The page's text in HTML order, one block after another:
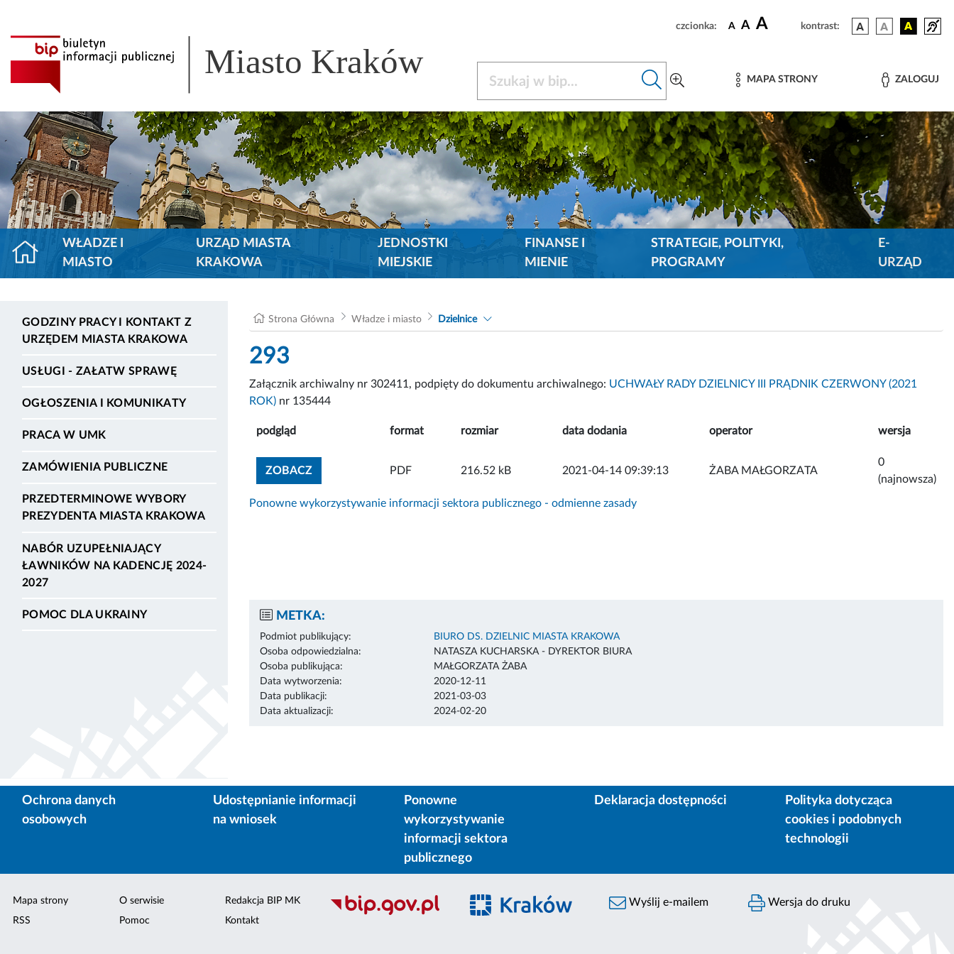
czcionka: A A A kontrast:
Miasto Kraków MAPA STRONY ZALOGUJ
WŁADZE I
MIASTO
URZĄD MIASTA
KRAKOWA
JEDNOSTKI
MIEJSKIE
FINANSE I
MIENIE
STRATEGIE, POLITYKI,
PROGRAMY
E-
URZĄD
GODZINY PRACY I KONTAKT Z
URZĘDEM MIASTA KRAKOWA
USŁUGI - ZAŁATW SPRAWĘ
OGŁOSZENIA I KOMUNIKATY
PRACA W UMK
ZAMÓWIENIA PUBLICZNE
PRZEDTERMINOWE WYBORY
PREZYDENTA MIASTA KRAKOWA
NABÓR UZUPEŁNIAJĄCY
ŁAWNIKÓW NA KADENCJĘ 2024-
2027
POMOC DLA UKRAINY
Strona Główna Władze i miasto Dzielnice
293
Załącznik archiwalny nr 302411, podpięty do dokumentu archiwalnego: UCHWAŁY RADY DZIELNICY III PRĄDNIK CZERWONY (2021
ROK) nr 135444
podgląd format rozmiar data dodania operator wersja
ZOBACZZOBACZ ZAŁĄCZNIK
PDF 216.52 kB 2021-04-14 09:39:13 ŻABA MAŁGORZATA
0
(najnowsza)
Ponowne wykorzystywanie informacji sektora publicznego - odmienne zasady
METKA:
Podmiot publikujący:
BIURO DS. DZIELNIC MIASTA KRAKOWA
Osoba odpowiedzialna:
NATASZA KUCHARSKA - DYREKTOR BIURA
Osoba publikująca:
MAŁGORZATA ŻABA
Data wytworzenia:
2020-12-11
Data publikacji:
2021-03-03
Data aktualizacji:
2024-02-20
Ochrona danych
osobowych
Udostępnianie informacji
na wniosek
Ponowne
wykorzystywanie
informacji sektora
publicznego
Deklaracja dostępności
Polityka dotycząca
cookies i podobnych
technologii
Mapa strony
RSS
O serwisie
Pomoc
Redakcja BIP MK
Kontakt
Wyślij e-mailem Wersja do druku